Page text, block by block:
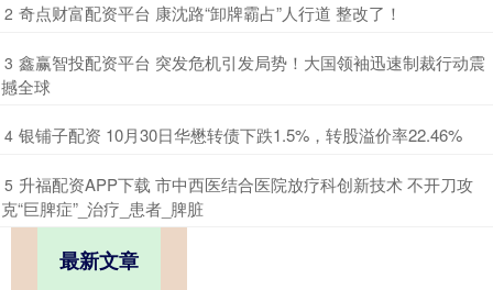
2 ​奇点财富配资平台 康沈路“卸牌霸占”人行道 整改了！
3 ​鑫赢智投配资平台 突发危机引发局势！大国领袖迅速制裁行动震
撼全球
4 ​银铺子配资 10月30日华懋转债下跌1.5%，转股溢价率22.46%
5 ​升福配资APP下载 市中西医结合医院放疗科创新技术 不开刀攻
克“巨脾症”_治疗_患者_脾脏
最新文章